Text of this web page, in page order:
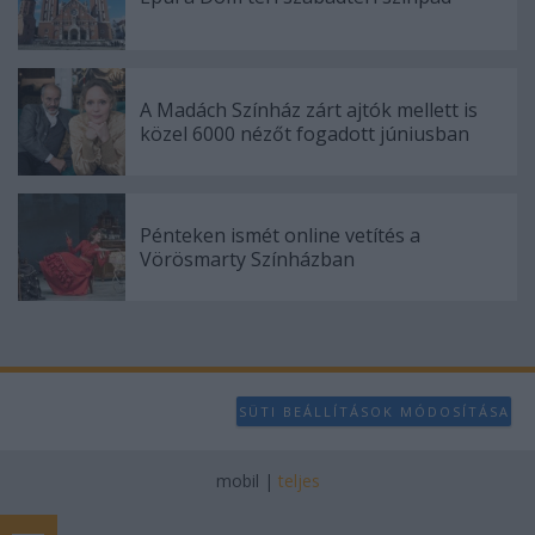
A Madách Színház zárt ajtók mellett is
közel 6000 nézőt fogadott júniusban
Pénteken ismét online vetítés a
Vörösmarty Színházban
SÜTI BEÁLLÍTÁSOK MÓDOSÍTÁSA
mobil | teljes